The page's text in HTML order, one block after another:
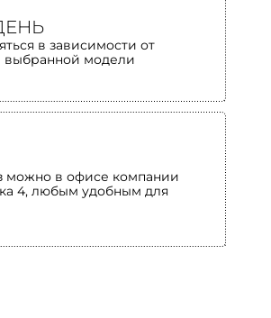
в зависимости от
выбранной модели
можно в офисе компании
4, любым удобным для